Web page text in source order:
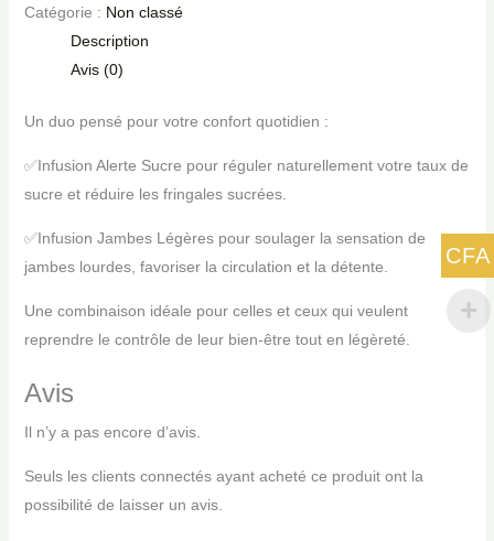
Catégorie : Non classé
Description
Avis (0)
Un duo pensé pour votre confort quotidien :
✅Infusion Alerte Sucre pour réguler naturellement votre taux de
sucre et réduire les fringales sucrées.
✅Infusion Jambes Légères pour soulager la sensation de
jambes lourdes, favoriser la circulation et la détente.
Une combinaison idéale pour celles et ceux qui veulent
reprendre le contrôle de leur bien-être tout en légèreté.
Avis
Il n’y a pas encore d’avis.
Seuls les clients connectés ayant acheté ce produit ont la
possibilité de laisser un avis.
CFA